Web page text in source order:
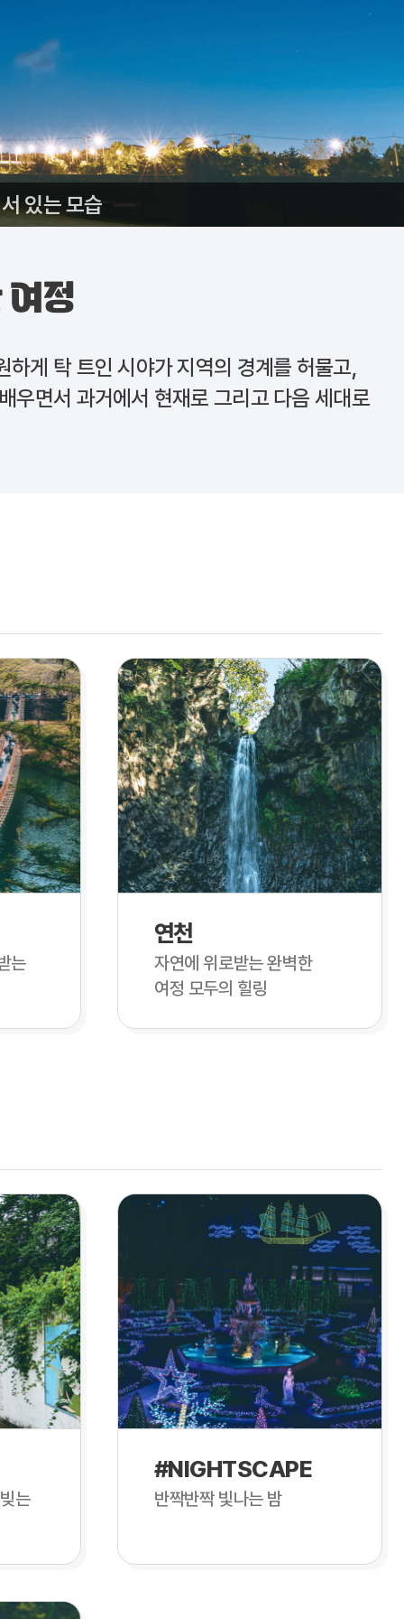
있는 모습
여정
게 탁 트인 시야가 지역의 경계를 허물고,
우면서 과거에서 현재로 그리고 다음 세대로
는
연천
자연에 위로받는 완벽한
여정 모두의 힐링
는
#NIGHTSCAPE
반짝반짝 빛나는 밤